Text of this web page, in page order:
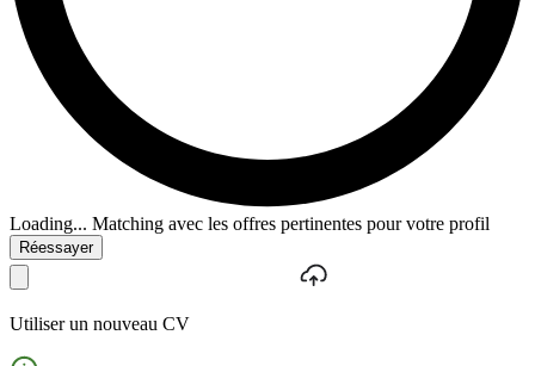
Loading... Matching avec les offres pertinentes pour votre profil
Réessayer
Utiliser un nouveau CV